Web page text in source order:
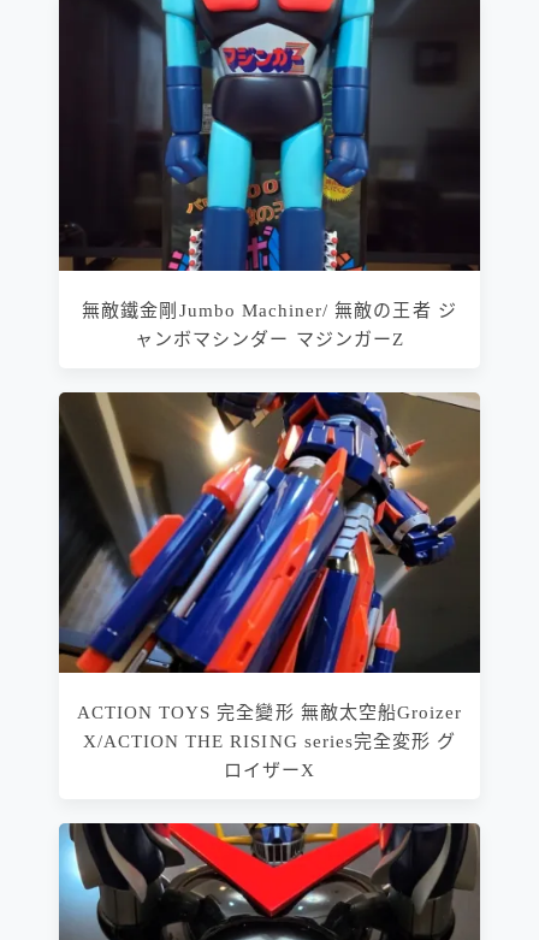
無敵鐵金剛Jumbo Machiner/ 無敵の王者 ジ
ャンボマシンダー マジンガーZ
ACTION TOYS 完全變形 無敵太空船Groizer
X/ACTION THE RISING series完全変形 グ
ロイザーX